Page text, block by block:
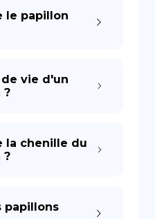
le papillon
vie d'un
?
la chenille du
?
papillons